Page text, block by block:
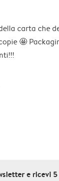
carta che
🤩
e ricevi